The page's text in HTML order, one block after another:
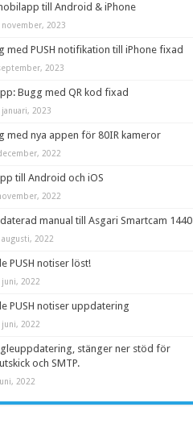
till Android & iPhone
2023
med PUSH notifikation till iPhone fixad
2023
Bugg med QR kod fixad
2023
med nya appen för 80IR kameror
2022
till Android och iOS
2022
manual till Asgari Smartcam 1440
2022
PUSH notiser löst!
2022
PUSH notiser uppdatering
2022
stänger ner stöd för
och SMTP.
2022